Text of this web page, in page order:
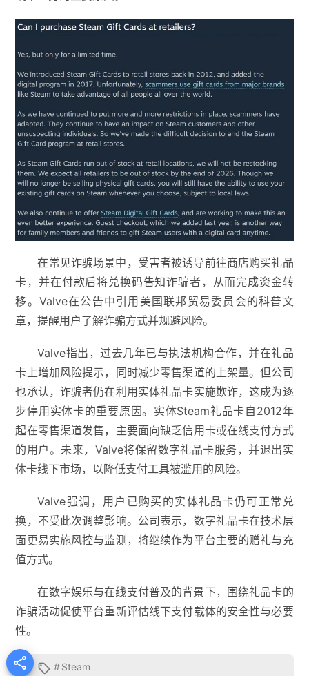
在常见诈骗场景中，受害者被诱导前往商店购买礼品
卡，并在付款后将兑换码告知诈骗者，从而完成资金转
移。Valve在公告中引用美国联邦贸易委员会的科普文
章，提醒用户了解诈骗方式并规避风险。
Valve指出，过去几年已与执法机构合作，并在礼品
卡上增加风险提示，同时减少零售渠道的上架量。但公司
也承认，诈骗者仍在利用实体礼品卡实施欺诈，这成为逐
步停用实体卡的重要原因。实体Steam礼品卡自2012年
起在零售渠道发售，主要面向缺乏信用卡或在线支付方式
的用户。未来，Valve将保留数字礼品卡服务，并退出实
体卡线下市场，以降低支付工具被滥用的风险。
Valve强调，用户已购买的实体礼品卡仍可正常兑
换，不受此次调整影响。公司表示，数字礼品卡在技术层
面更易实施风控与监测，将继续作为平台主要的赠礼与充
值方式。
在数字娱乐与在线支付普及的背景下，围绕礼品卡的
诈骗活动促使平台重新评估线下支付载体的安全性与必要
性。
  #Steam